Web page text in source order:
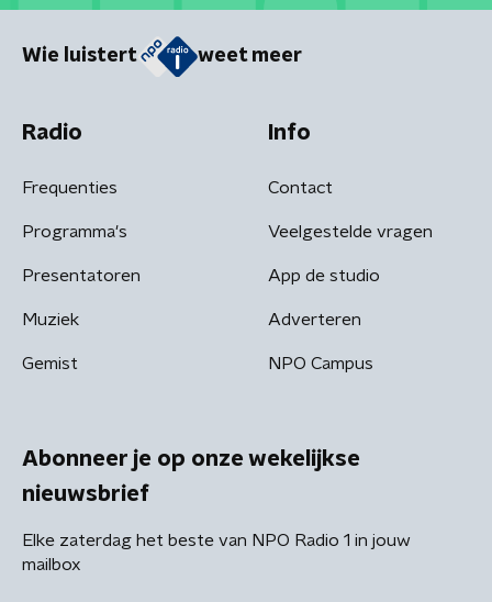
Wie luistert weet meer
Radio
Frequenties
Programma's
Presentatoren
Muziek
Gemist
Info
Contact
Veelgestelde vragen
App de studio
Adverteren
NPO Campus
Abonneer je op onze wekelijkse
nieuwsbrief
Elke zaterdag het beste van NPO Radio 1 in jouw
mailbox